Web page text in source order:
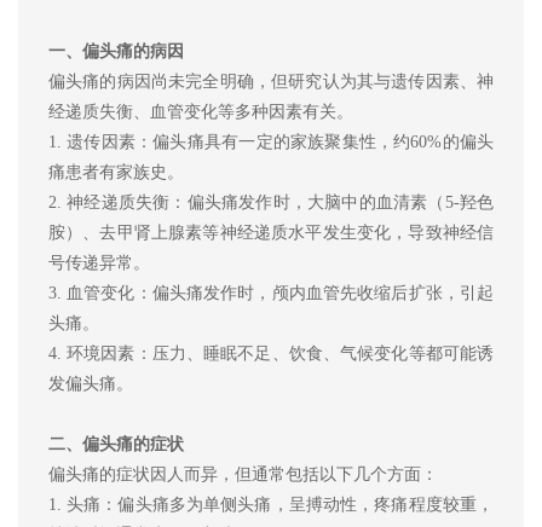
一、偏头痛的病因
偏头痛的病因尚未完全明确，但研究认为其与遗传因素、神
经递质失衡、血管变化等多种因素有关。
1.
遗传因素：偏头痛具有一定的家族聚集性，约60%的偏头
痛患者有家族史。
2.
神经递质失衡：偏头痛发作时，大脑中的血清素（5-羟色
胺）、去甲肾上腺素等神经递质水平发生变化，导致神经信
号传递异常。
3.
血管变化：偏头痛发作时，颅内血管先收缩后扩张，引起
头痛。
4. 环境因素：压力、睡眠不足、饮食、气候变化等都可能诱
发偏头痛。
二、偏头痛的症状
偏头痛的症状因人而异，但通常包括以下几个方面：
1.
头痛：偏头痛多为单侧头痛，呈搏动性，疼痛程度较重，